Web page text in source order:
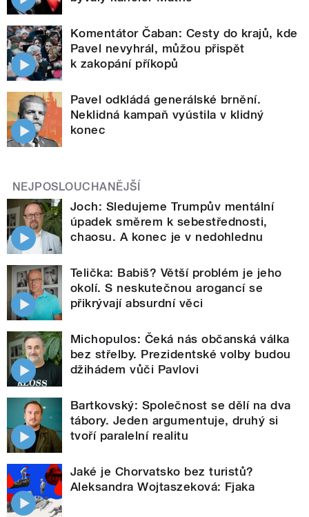
Komentátor Čaban: Cesty do krajů, kde
Pavel nevyhrál, můžou přispět
k zakopání příkopů
Pavel odkládá generálské brnění.
Neklidná kampaň vyústila v klidný
konec
NEJPOSLOUCHANĚJŠÍ
Joch: Sledujeme Trumpův mentální
úpadek směrem k sebestřednosti,
chaosu. A konec je v nedohlednu
Telička: Babiš? Větší problém je jeho
okolí. S neskutečnou arogancí se
přikrývají absurdní věci
Michopulos: Čeká nás občanská válka
bez střelby. Prezidentské volby budou
džihádem vůči Pavlovi
Bartkovský: Společnost se dělí na dva
tábory. Jeden argumentuje, druhý si
tvoří paralelní realitu
Jaké je Chorvatsko bez turistů?
Aleksandra Wojtaszeková: Fjaka